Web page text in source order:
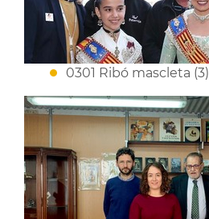
0301 Ribó mascleta (3)